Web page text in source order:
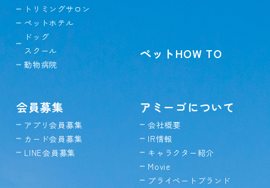
トリミングサロン
ペットホテル
ドッグ
スクール
動物病院
ペットHOW TO
会員募集
アプリ会員募集
カード会員募集
LINE会員募集
アミーゴについて
会社概要
IR情報
キャラクター紹介
Movie
プライベートブランド